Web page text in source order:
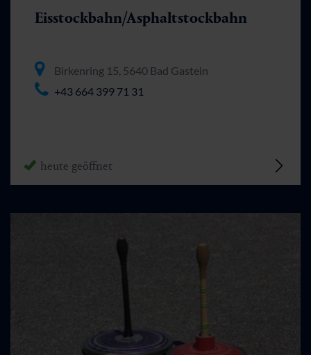
Eisstockbahn/Asphaltstockbahn
Birkenring 15, 5640 Bad Gastein
+43 664 399 71 31
heute geöffnet